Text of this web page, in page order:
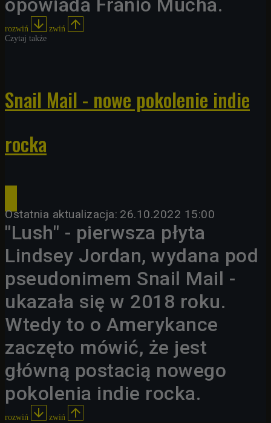
rozwiń  zwiń 
Czytaj także
Snail Mail - nowe pokolenie indie
rocka
Ostatnia aktualizacja: 26.10.2022 15:00
"Lush" - pierwsza płyta
Lindsey Jordan, wydana pod
pseudonimem Snail Mail -
ukazała się w 2018 roku.
Wtedy to o Amerykance
zaczęto mówić, że jest
główną postacią nowego
pokolenia indie rocka.
rozwiń  zwiń 